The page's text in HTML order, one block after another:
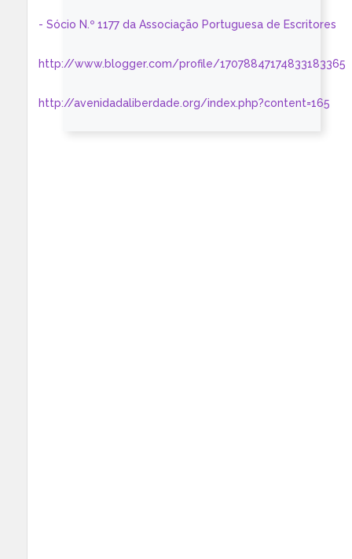
- Sócio N.º 1177 da Associação Portuguesa de Escritores
http://www.blogger.com/profile/17078847174833183365
http://avenidadaliberdade.org/index.php?content=165